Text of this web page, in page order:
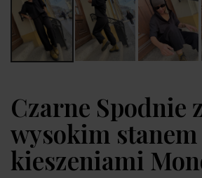
Czarne Spodnie z
wysokim
kieszeniami